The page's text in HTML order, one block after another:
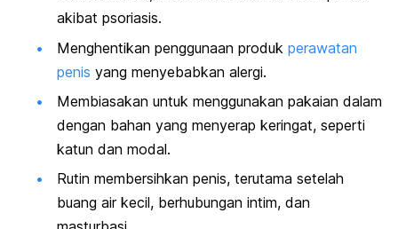
akibat psoriasis.
Menghentikan penggunaan produk perawatan
penis yang menyebabkan alergi.
Membiasakan untuk menggunakan pakaian dalam
dengan bahan yang menyerap keringat, seperti
katun dan modal.
Rutin membersihkan penis, terutama setelah
buang air kecil, berhubungan intim, dan